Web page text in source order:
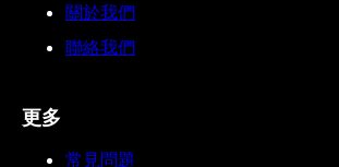
關於我們
聯絡我們
更多
常見問題